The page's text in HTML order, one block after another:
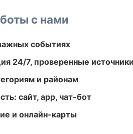
с нами
событиях
24/7, проверенные источники
и районам
сайт, app, чат-бот
и онлайн-карты